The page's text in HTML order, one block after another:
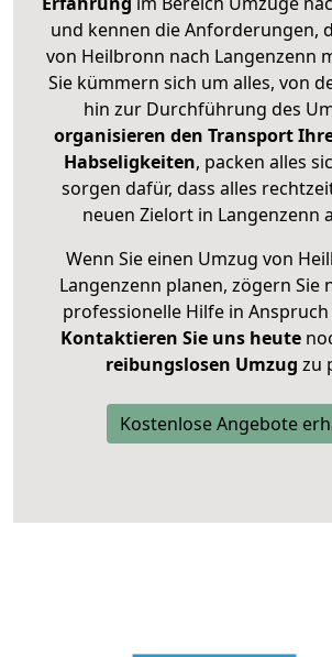
und kennen die Anforderungen,
von Heilbronn nach Langenzenn
Sie kümmern sich um alles, von
hin zur Durchführung des
organisieren den Transport
Habseligkeiten, packen alles
sorgen dafür, dass alles
neuen Zielort in Langenzenn
Wenn Sie einen Umzug von
Langenzenn planen, zögern Sie
professionelle Hilfe in
Kontaktieren Sie uns heute
reibungslosen Umzug zu
Kostenlose Angebote